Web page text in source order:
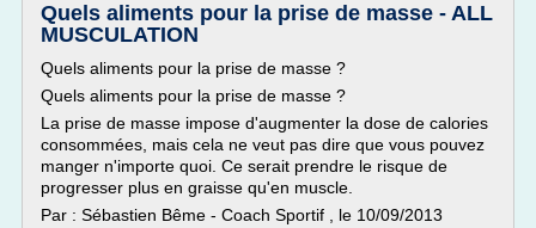
Quels aliments pour la prise de masse - ALL
MUSCULATION
Quels aliments pour la prise de masse ?
Quels aliments pour la prise de masse ?
La prise de masse impose d'augmenter la dose de calories
consommées, mais cela ne veut pas dire que vous pouvez
manger n'importe quoi. Ce serait prendre le risque de
progresser plus en graisse qu'en muscle.
Par : Sébastien Bême - Coach Sportif , le 10/09/2013